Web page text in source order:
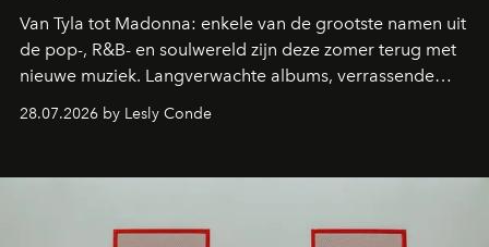
Van Tyla tot Madonna: enkele van de grootste namen uit
de pop-, R&B- en soulwereld zijn deze zomer terug met
nieuwe muziek. Langverwachte albums, verrassende
comebacks en veelbelovende nieuwe projecten: dit zijn
de releases die je niet mag missen.
28.07.2026 by Lesly Conde